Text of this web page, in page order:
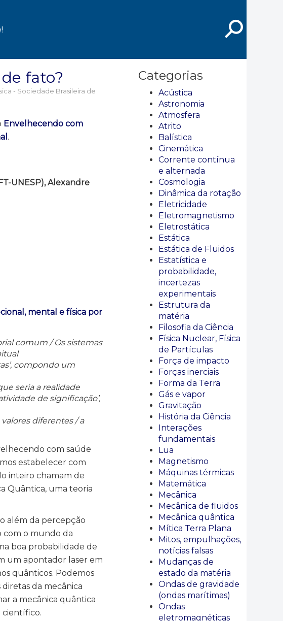
⚲
fato?
- Sociedade Brasileira de
Envelhecendo com
.
UNESP), Alexandre
mental e física por
comum / Os sistemas
compondo um
seria a realidade
de significação’,
diferentes / a
com saúde
estabelecer com
inteiro chamam de
Quântica, uma teoria
além da percepção
com o mundo da
boa probabilidade de
um apontador laser em
quânticos. Podemos
da mecânica
a mecânica quântica
científico.
Categorias
Acústica
Astronomia
Atmosfera
Atrito
Balística
Cinemática
Corrente contínua
e alternada
Cosmologia
Dinâmica da rotação
Eletricidade
Eletromagnetismo
Eletrostática
Estática
Estática de Fluidos
Estatística e
probabilidade,
incertezas
experimentais
Estrutura da
matéria
Filosofia da Ciência
Física Nuclear, Física
de Partículas
Força de impacto
Forças inerciais
Forma da Terra
Gás e vapor
Gravitação
História da Ciência
Interações
fundamentais
Lua
Magnetismo
Máquinas térmicas
Matemática
Mecânica
Mecânica de fluidos
Mecânica quântica
Mítica Terra Plana
Mitos, empulhações,
notícias falsas
Mudanças de
estado da matéria
Ondas de gravidade
(ondas marítimas)
Ondas
eletromagnéticas